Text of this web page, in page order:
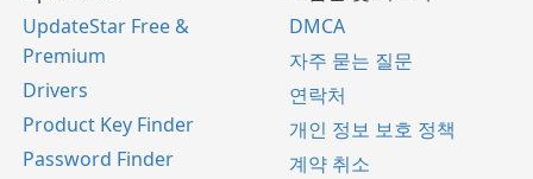
UpdateStar Free &
Premium
Drivers
Product Key Finder
Password Finder
DMCA
자주 묻는 질문
연락처
개인 정보 보호 정책
계약 취소